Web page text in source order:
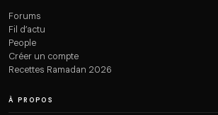
Forums
Fil d’actu
People
Créer un compte
Recettes Ramadan 2026
À PROPOS